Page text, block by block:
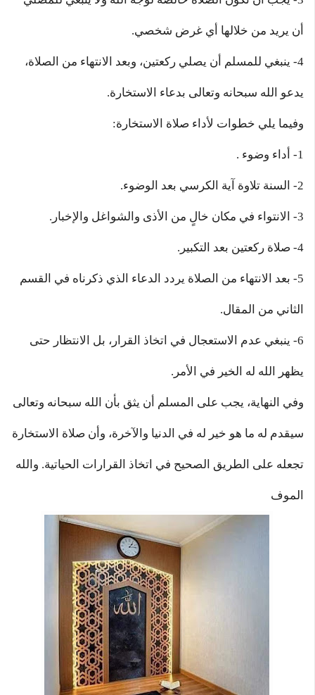
أن يريد من خلالها أي غرض شخصي.
4- ينبغي للمسلم أن يصلي ركعتين، وبعد الانتهاء من الصلاة،
يدعو الله سبحانه وتعالى بدعاء الاستخارة.
وفيما يلي خطوات لأداء صلاة الاستخارة:
1- أداء وضوء .
2- السنة تلاوة آية الكرسي بعد الوضوء.
3- الانتواء في مكان خالٍ من الأذى والشواغل والإخبار.
4- صلاة ركعتين بعد التكبير.
5- بعد الانتهاء من الصلاة يردد الدعاء الذي ذكرناه في القسم
الثاني من المقال.
6- ينبغي عدم الاستعجال في اتخاذ القرار، بل الانتظار حتى
يظهر الله له الخير في الأمر.
وفي النهاية، يجب على المسلم أن يثق بأن الله سبحانه وتعالى
سيقدم له ما هو خير له في الدنيا والآخرة، وأن صلاة الاستخارة
تجعله على الطريق الصحيح في اتخاذ القرارات الحياتية. والله
الموف